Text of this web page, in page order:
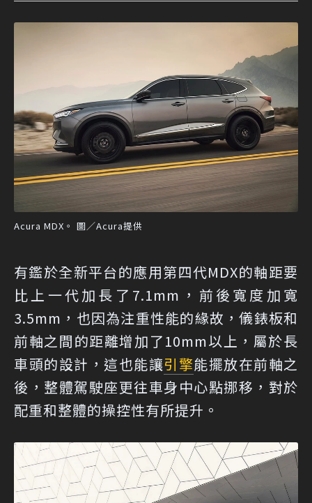
Acura MDX。 圖／Acura提供
有鑑於全新平台的應用第四代MDX的軸距要
比上一代加長了7.1mm，前後寬度加寬
3.5mm，也因為注重性能的緣故，儀錶板和
前軸之間的距離增加了10mm以上，屬於長
車頭的設計，這也能讓引擎能擺放在前軸之
後，整體駕駛座更往車身中心點挪移，對於
配重和整體的操控性有所提升。